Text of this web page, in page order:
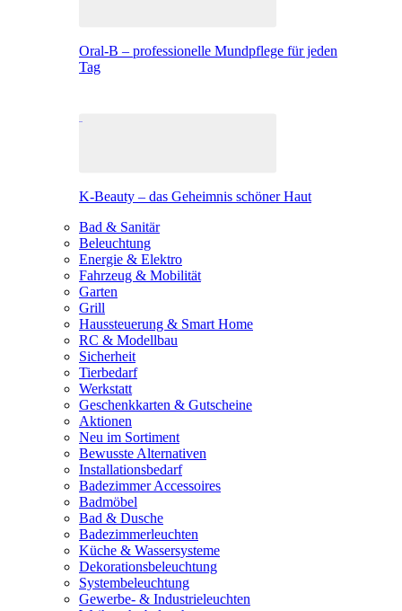
Oral-B – professionelle Mundpflege für jeden
Tag
K-Beauty – das Geheimnis schöner Haut
Bad & Sanitär
Beleuchtung
Energie & Elektro
Fahrzeug & Mobilität
Garten
Grill
Haussteuerung & Smart Home
RC & Modellbau
Sicherheit
Tierbedarf
Werkstatt
Geschenkkarten & Gutscheine
Aktionen
Neu im Sortiment
Bewusste Alternativen
Installationsbedarf
Badezimmer Accessoires
Badmöbel
Bad & Dusche
Badezimmerleuchten
Küche & Wassersysteme
Dekorationsbeleuchtung
Systembeleuchtung
Gewerbe- & Industrieleuchten